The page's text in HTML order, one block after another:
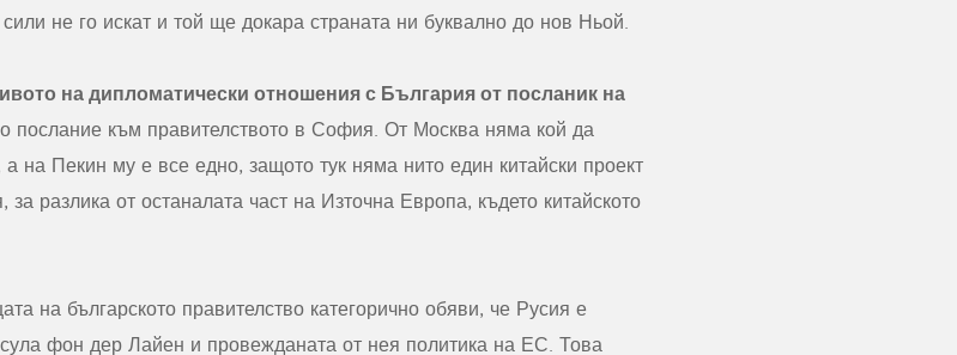
не го искат и той ще докара страната ни буквално до нов Ньой.
на дипломатически отношения с България от посланик на
послание към правителството в София. От Москва няма кой да
а на Пекин му е все едно, защото тук няма нито един китайски проект
разлика от останалата част на Източна Европа, където китайското
на българското правителство категорично обяви, че Русия е
фон дер Лайен и провежданата от нея политика на ЕС. Това